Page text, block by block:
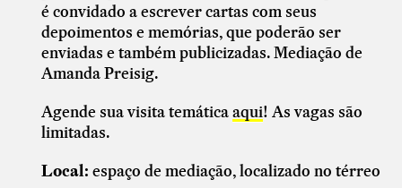
é convidado a escrever cartas com seus
depoimentos e memórias, que poderão ser
enviadas e também publicizadas. Mediação de
Amanda Preisig.
Agende sua visita temáticaaqui! As vagas são
limitadas.
Local: espaço de mediação, localizado no térreo